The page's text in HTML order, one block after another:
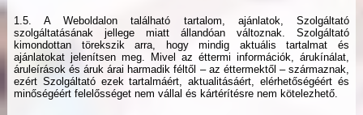
1.5. A Weboldalon található tartalom, ajánlatok, Szolgáltató
szolgáltatásának jellege miatt állandóan változnak. Szolgáltató
kimondottan törekszik arra, hogy mindig aktuális tartalmat és
ajánlatokat jelenítsen meg. Mivel az éttermi információk, árukínálat,
áruleírások és áruk árai harmadik féltől – az éttermektől – származnak,
ezért Szolgáltató ezek tartalmáért, aktualitásáért, elérhetőségéért és
minőségéért felelősséget nem vállal és kártérítésre nem kötelezhető.